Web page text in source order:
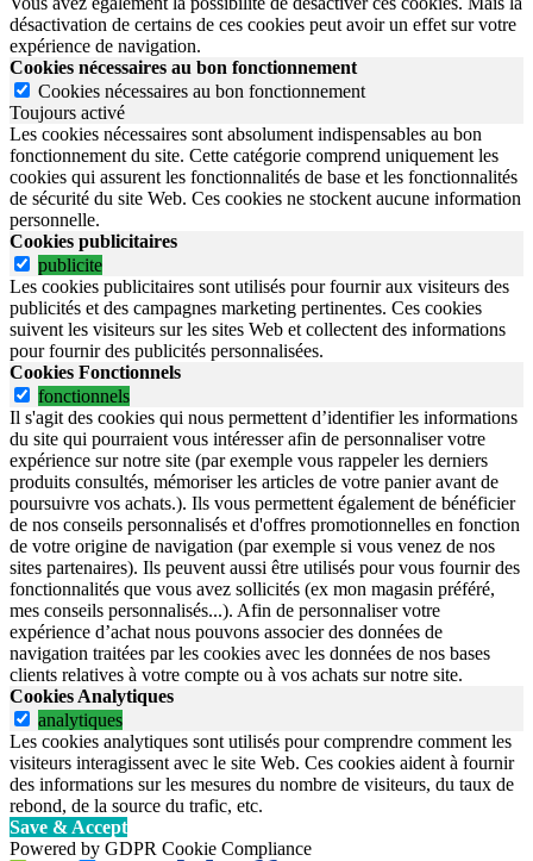
désactivation de certains de ces cookies peut avoir un effet sur votre
expérience de navigation.
Cookies nécessaires au bon fonctionnement
Cookies nécessaires au bon fonctionnement
Toujours activé
Les cookies nécessaires sont absolument indispensables au bon
fonctionnement du site. Cette catégorie comprend uniquement les
cookies qui assurent les fonctionnalités de base et les fonctionnalités
de sécurité du site Web. Ces cookies ne stockent aucune information
personnelle.
Cookies publicitaires
publicite
Les cookies publicitaires sont utilisés pour fournir aux visiteurs des
publicités et des campagnes marketing pertinentes. Ces cookies
suivent les visiteurs sur les sites Web et collectent des informations
pour fournir des publicités personnalisées.
Cookies Fonctionnels
fonctionnels
Il s'agit des cookies qui nous permettent d’identifier les informations
du site qui pourraient vous intéresser afin de personnaliser votre
expérience sur notre site (par exemple vous rappeler les derniers
produits consultés, mémoriser les articles de votre panier avant de
poursuivre vos achats.). Ils vous permettent également de bénéficier
de nos conseils personnalisés et d'offres promotionnelles en fonction
de votre origine de navigation (par exemple si vous venez de nos
sites partenaires). Ils peuvent aussi être utilisés pour vous fournir des
fonctionnalités que vous avez sollicités (ex mon magasin préféré,
mes conseils personnalisés...). Afin de personnaliser votre
expérience d’achat nous pouvons associer des données de
navigation traitées par les cookies avec les données de nos bases
clients relatives à votre compte ou à vos achats sur notre site.
Cookies Analytiques
analytiques
Les cookies analytiques sont utilisés pour comprendre comment les
visiteurs interagissent avec le site Web. Ces cookies aident à fournir
des informations sur les mesures du nombre de visiteurs, du taux de
rebond, de la source du trafic, etc.
Save & Accept
Powered by GDPR Cookie Compliance